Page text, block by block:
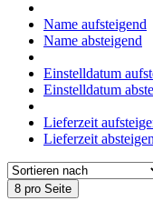
Name aufsteigend
Name absteigend
Einstelldatum
Einstelldatum
Lieferzeit
Lieferzeit
8 pro Seite